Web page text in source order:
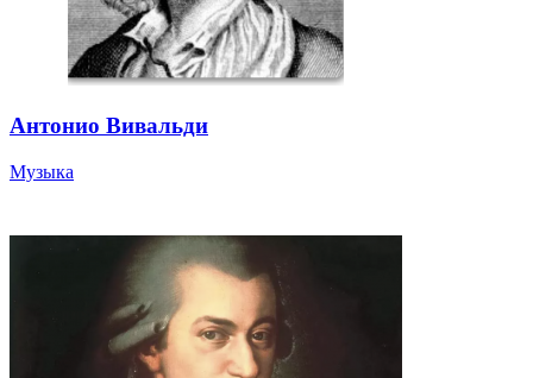
Антонио Вивальди
Музыка